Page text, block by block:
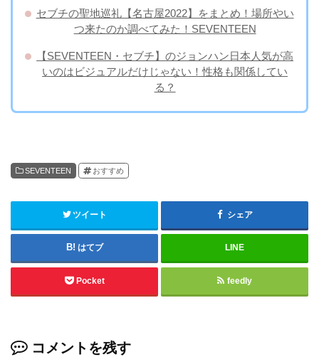
セブチの聖地巡礼【名古屋2022】をまとめ！場所やい
つ来たのか調べてみた！SEVENTEEN
【SEVENTEEN・セブチ】のジョンハン日本人気が高
いのはビジュアルだけじゃない！性格も関係してい
る？
SEVENTEEN おすすめ
ツイート シェア
はてブ LINE
Pocket feedly
コメントを残す